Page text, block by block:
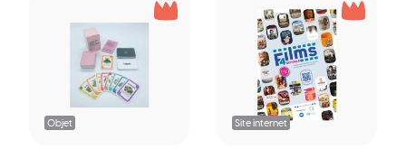
Objet Site internet